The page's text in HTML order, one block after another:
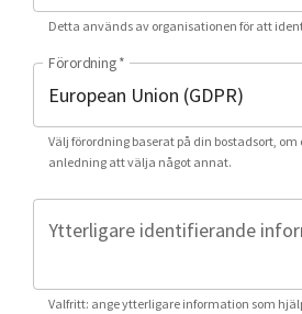
Detta används av organisationen för att
Förordning*
Välj förordning baserat på din bostadsort,
anledning att välja något annat.
Ytterligare identifierande
Valfritt: ange ytterligare information som